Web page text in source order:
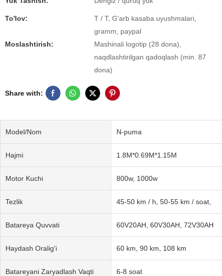
To'lov:
T / T, G'arb kasaba uyushmalari,
gramm, paypal
Moslashtirish:
Mashinali logotip (28 dona),
naqdlashtirilgan qadoqlash (min. 87
dona)
Share with:
Model/Nom N-puma
Hajmi 1.8M*0.69M*1.15M
Motor Kuchi 800w, 1000w
Tezlik 45-50 km / h, 50-55 km / soat,
Batareya Quvvati 60V20AH, 60V30AH, 72V30AH
Haydash Oralig'i 60 km, 90 km, 108 km
Batareyani Zaryadlash Vaqti 6-8 soat